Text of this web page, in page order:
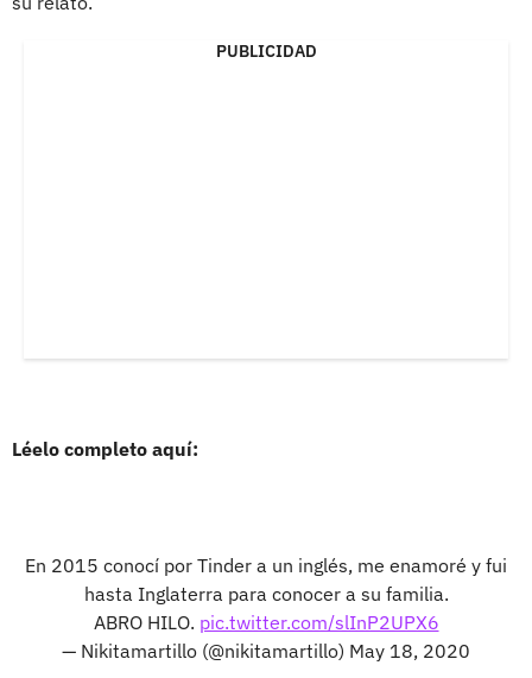
PUBLICIDAD
Léelo completo aquí:
En 2015 conocí por Tinder a un inglés, me enamoré y fui
hasta Inglaterra para conocer a su familia.
ABRO HILO. pic.twitter.com/slInP2UPX6
— Nikitamartillo (@nikitamartillo) May 18, 2020